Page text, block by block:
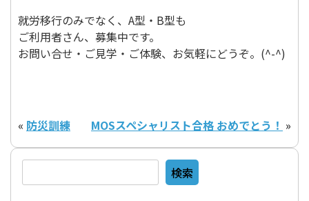
就労移行のみでなく、A型・B型も
ご利用者さん、募集中です。
お問い合せ・ご見学・ご体験、お気軽にどうぞ。(^-^)
« 防災訓練 MOSスペシャリスト合格 おめでとう！ »
検索